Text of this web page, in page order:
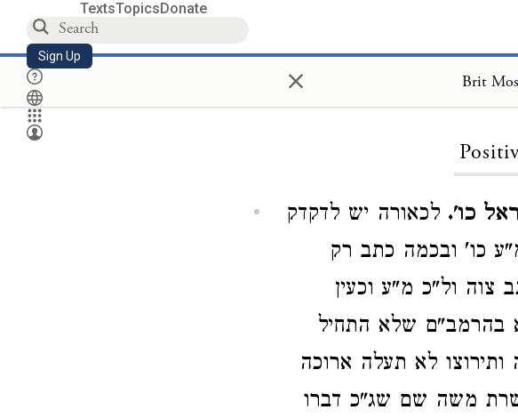
TextsTopicsDonate
Sign Up × Brit
כו'. לכאורה יש לדקדק
כו' ובכמה כתב רק
צוה ול"כ מ"ע וכעין
בהרמב"ם שלא התחיל
לא תעלה ארוכה
משה שם שג"כ דברו